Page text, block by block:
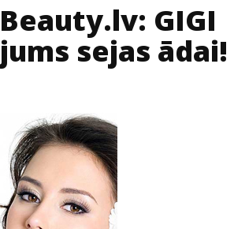
GIGI
sejas ādai!